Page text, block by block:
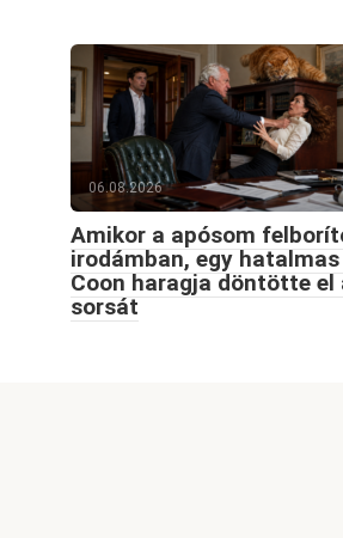
06.08.2026
Amikor a apósom
irodámban, egy
Coon haragja döntötte
sorsát